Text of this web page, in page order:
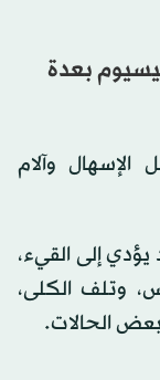
بعدة
وآلام
إلى القيء،
وتلف الكلى،
الحالات.